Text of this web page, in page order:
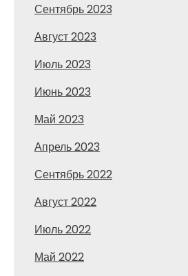
Сентябрь 2023
Август 2023
Июль 2023
Июнь 2023
Май 2023
Апрель 2023
Сентябрь 2022
Август 2022
Июль 2022
Май 2022